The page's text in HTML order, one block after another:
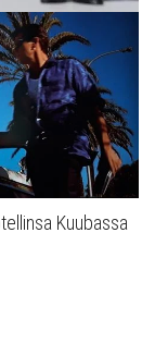
Kuubassa